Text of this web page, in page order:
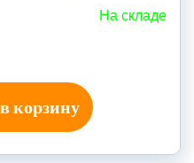
На складе
корзину